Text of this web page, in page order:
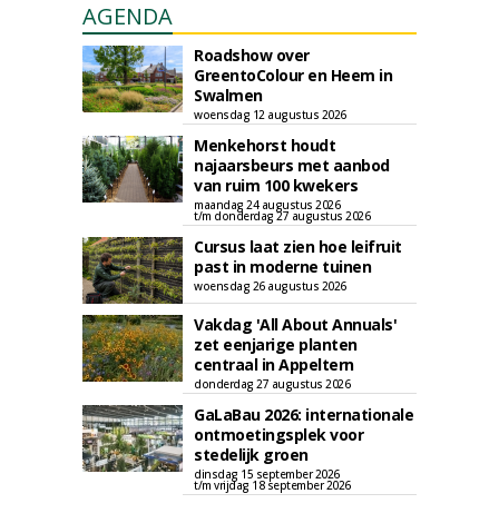
AGENDA
Roadshow over
GreentoColour en Heem in
Swalmen
woensdag 12 augustus 2026
Menkehorst houdt
najaarsbeurs met aanbod
van ruim 100 kwekers
maandag 24 augustus 2026
t/m donderdag 27 augustus 2026
Cursus laat zien hoe leifruit
past in moderne tuinen
woensdag 26 augustus 2026
Vakdag 'All About Annuals'
zet eenjarige planten
centraal in Appeltern
donderdag 27 augustus 2026
GaLaBau 2026: internationale
ontmoetingsplek voor
stedelijk groen
dinsdag 15 september 2026
t/m vrijdag 18 september 2026